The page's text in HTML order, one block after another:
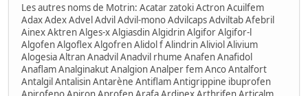
Les autres noms de Motrin: Acatar zatoki Actron Acuilfem
Adax Adex Advel Advil Advil-mono Advilcaps Adviltab Afebril
Ainex Aktren Alges-x Algiasdin Algidrin Algifor Algifor-l
Algofen Algoflex Algofren Alidol f Alindrin Aliviol Alivium
Alogesia Altran Anadvil Anadvil rhume Anafen Anafidol
Anaflam Analginakut Analgion Analper fem Anco Antalfort
Antalgil Antalisin Antarène Antiflam Antigrippine ibuprofen